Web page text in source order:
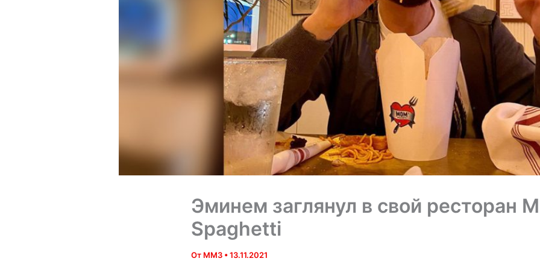
Эминем заглянул в свой ресторан
Spaghetti
От MM3 •13.11.2021